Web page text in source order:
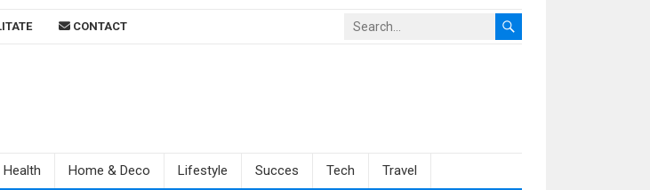
CONTACT
Health Home & Deco Lifestyle Succes Tech Travel